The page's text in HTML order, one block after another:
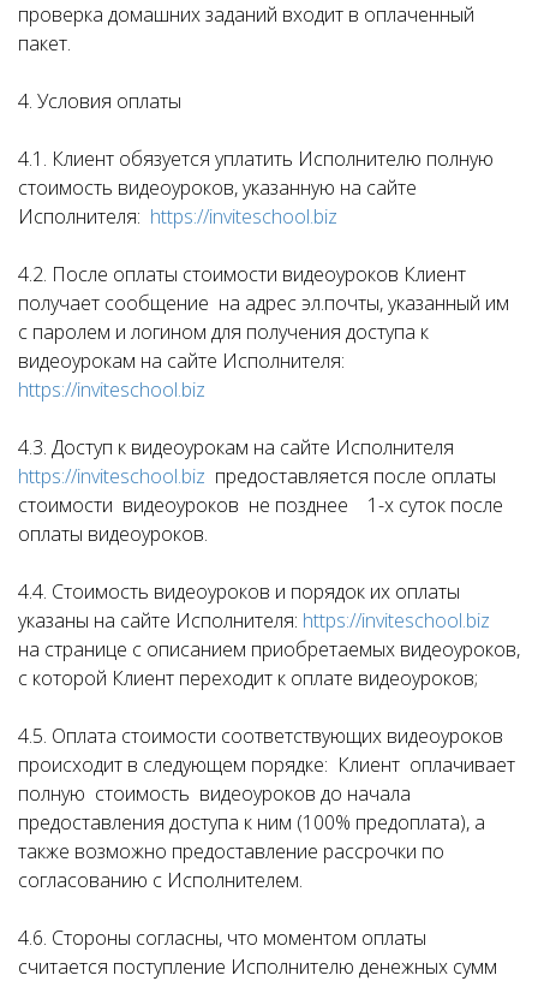
проверка домашних заданий входит в оплаченный
пакет.
4. Условия оплаты
4.1. Клиент обязуется уплатить Исполнителю полную
стоимость видеоуроков, указанную на сайте
Исполнителя: https://inviteschool.biz
4.2. После оплаты стоимости видеоуроков Клиент
получает сообщение на адрес эл.почты, указанный им
с паролем и логином для получения доступа к
видеоурокам на сайте Исполнителя:
https://inviteschool.biz
4.3. Доступ к видеоурокам на сайте Исполнителя
https://inviteschool.biz предоставляется после оплаты
стоимости видеоуроков не позднее 1-х суток после
оплаты видеоуроков.
4.4. Стоимость видеоуроков и порядок их оплаты
указаны на сайте Исполнителя: https://inviteschool.biz
на странице с описанием приобретаемых видеоуроков,
с которой Клиент переходит к оплате видеоуроков;
4.5. Оплата стоимости соответствующих видеоуроков
происходит в следующем порядке: Клиент оплачивает
полную стоимость видеоуроков до начала
предоставления доступа к ним (100% предоплата), а
также возможно предоставление рассрочки по
согласованию с Исполнителем.
4.6. Стороны согласны, что моментом оплаты
считается поступление Исполнителю денежных сумм